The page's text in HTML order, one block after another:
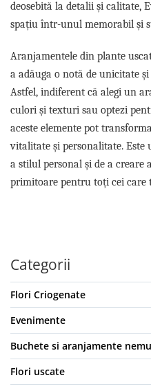
deosebită la detalii și calitate,
spațiu într-unul memorabil și
Aranjamentele din plante
a adăuga o notă de unicitate
Astfel, indiferent că alegi un
culori și texturi sau optezi
aceste elemente pot
vitalitate și personalitate.
a stilul personal și de a creare
primitoare pentru toți cei care
Categorii
Flori Criogenate
Evenimente
Buchete si aranjamente
Flori uscate